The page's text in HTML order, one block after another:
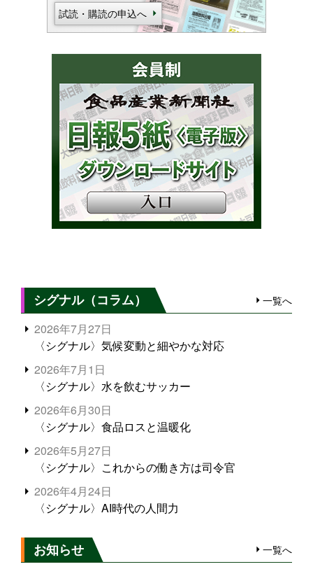
試読・購読の申込へ
シグナル（コラム） 一覧へ
2026年7月27日
〈シグナル〉気候変動と細やかな対応
2026年7月1日
〈シグナル〉水を飲むサッカー
2026年6月30日
〈シグナル〉食品ロスと温暖化
2026年5月27日
〈シグナル〉これからの働き方は司令官
2026年4月24日
〈シグナル〉AI時代の人間力
お知らせ 一覧へ